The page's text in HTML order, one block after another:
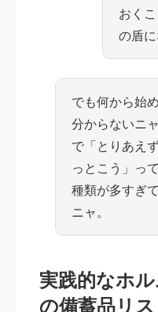
おく
の盾に
でも何から始
分からないニ
で「とりあえ
っとこう」っ
種類が多すぎ
ニャ。
実践的なホ
の備蓄品リス